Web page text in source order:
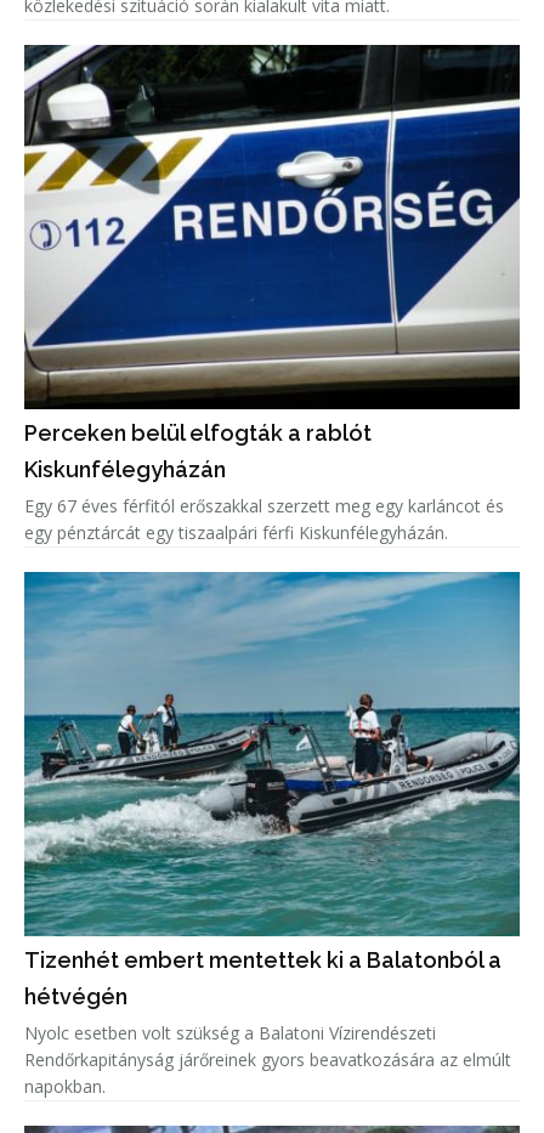
közlekedési szituáció során kialakult vita miatt.
Perceken belül elfogták a rablót
Kiskunfélegyházán
Egy 67 éves férfitól erőszakkal szerzett meg egy karláncot és
egy pénztárcát egy tiszaalpári férfi Kiskunfélegyházán.
Tizenhét embert mentettek ki a Balatonból a
hétvégén
Nyolc esetben volt szükség a Balatoni Vízirendészeti
Rendőrkapitányság járőreinek gyors beavatkozására az elmúlt
napokban.